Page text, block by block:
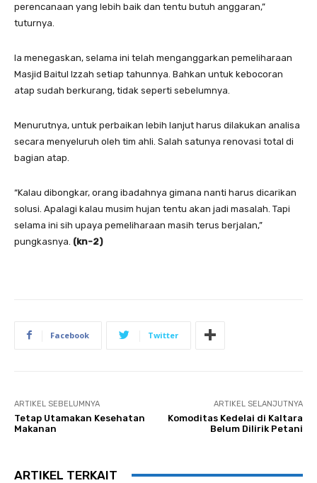
perencanaan yang lebih baik dan tentu butuh anggaran,”
tuturnya.
Ia menegaskan, selama ini telah menganggarkan pemeliharaan
Masjid Baitul Izzah setiap tahunnya. Bahkan untuk kebocoran
atap sudah berkurang, tidak seperti sebelumnya.
Menurutnya, untuk perbaikan lebih lanjut harus dilakukan analisa
secara menyeluruh oleh tim ahli. Salah satunya renovasi total di
bagian atap.
“Kalau dibongkar, orang ibadahnya gimana nanti harus dicarikan
solusi. Apalagi kalau musim hujan tentu akan jadi masalah. Tapi
selama ini sih upaya pemeliharaan masih terus berjalan,”
pungkasnya. (kn-2)
Facebook Twitter
ARTIKEL SEBELUMNYA
Tetap Utamakan Kesehatan
Makanan
ARTIKEL SELANJUTNYA
Komoditas Kedelai di Kaltara
Belum Dilirik Petani
ARTIKEL TERKAIT